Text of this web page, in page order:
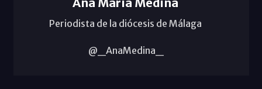
Periodista de la diócesis de Málaga
@_AnaMedina_